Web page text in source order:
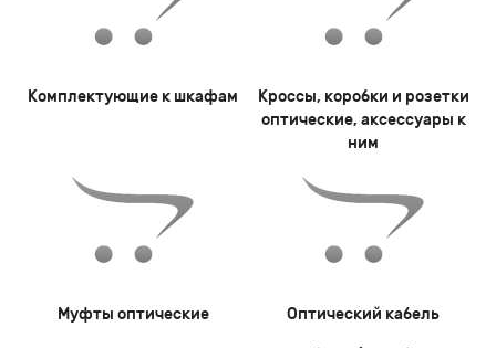
Комплектующие к шкафам
Кроссы, коробки и розетки
оптические, аксессуары к
ним
Муфты оптические Оптический кабель